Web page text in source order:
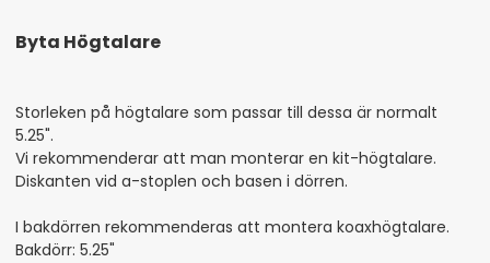
Byta Högtalare
Storleken på högtalare som passar till dessa är normalt
5.25".
Vi rekommenderar att man monterar en kit-högtalare.
Diskanten vid a-stoplen och basen i dörren.
I bakdörren rekommenderas att montera koaxhögtalare.
Bakdörr: 5.25"